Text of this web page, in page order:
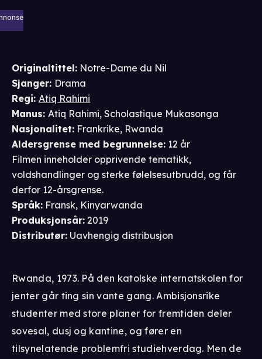
Originaltittel: Notre-Dame du Nil
Sjanger: Drama
Regi: Atiq Rahimi
Manus: Atiq Rahimi, Scholastique Mukasonga
Nasjonalitet: Frankrike, Rwanda
Aldersgrense med begrunnelse: 12 år
Filmen inneholder opprivende tematikk,
voldshandlinger og sterke følelsesutbrudd, og får
derfor 12-årsgrense.
Språk: Fransk, Kinyarwanda
Produksjonsår: 2019
Distributør: Uavhengig distribusjon
Rwanda, 1973. På den katolske internatskolen for
jenter går ting sin vante gang. Ambisjonsrike
studenter med store planer for fremtiden deler
sovesal, dusj og kantine, og fører en
tilsynelatende problemfri studiehverdag. Men de